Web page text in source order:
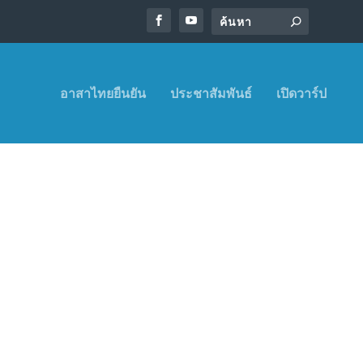
อาสาไทยยืนยัน ประชาสัมพันธ์ เปิดวาร์ป